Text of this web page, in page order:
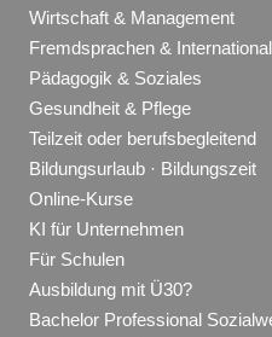
Wirtschaft & Management
Fremdsprachen &
Pädagogik & Soziales
Gesundheit & Pflege
Teilzeit oder berufsbegleitend
Bildungsurlaub · Bildungszeit
Online-Kurse
KI für Unternehmen
Für Schulen
Ausbildung mit Ü30?
Bachelor Professional